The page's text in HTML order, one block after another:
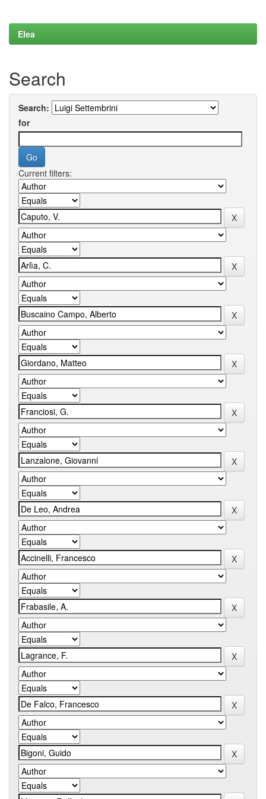
Elea
Search
Search:
for
Current filters: